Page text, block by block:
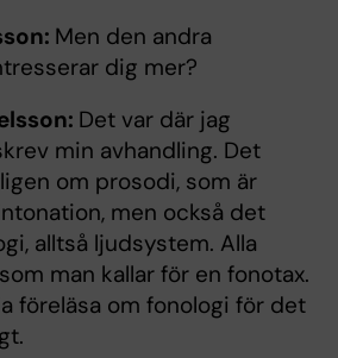
Men den andra
dig mer?
Det var där jag
min avhandling. Det
om prosodi, som är
men också det
alltså ljudsystem. Alla
man kallar för en fonotax.
föreläsa om fonologi för det